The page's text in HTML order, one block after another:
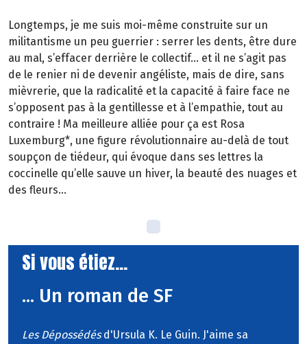
Longtemps, je me suis moi-même construite sur un
militantisme un peu guerrier : serrer les dents, être dure
au mal, s’effacer derrière le collectif… et il ne s’agit pas
de le renier ni de devenir angéliste, mais de dire, sans
mièvrerie, que la radicalité et la capacité à faire face ne
s’opposent pas à la gentillesse et à l’empathie, tout au
contraire ! Ma meilleure alliée pour ça est Rosa
Luxemburg*, une figure révolutionnaire au-delà de tout
soupçon de tiédeur, qui évoque dans ses lettres la
coccinelle qu’elle sauve un hiver, la beauté des nuages et
des fleurs…
Si vous étiez...
... Un roman de SF
Les Dépossédésd'Ursula K. Le Guin. J'aime sa